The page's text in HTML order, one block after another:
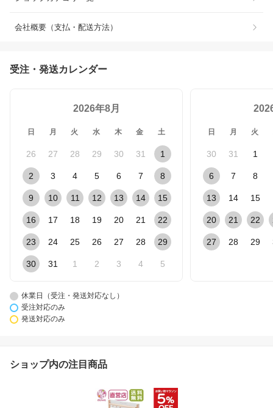
会社概要（支払・配送方法）
受注・発送カレンダー
2026年8月
日 月 火 水 木 金 土
26 27 28 29 30 31 1
2 3 4 5 6 7 8
9 10 11 12 13 14 15
16 17 18 19 20 21 22
23 24 25 26 27 28 29
30 31 1 2 3 4 5
日 月 火
30 31 1
6 7 8
13 14 15
20 21 22
27 28 29
休業日（受注・発送対応なし）
受注対応のみ
発送対応のみ
ショップ内の注目商品